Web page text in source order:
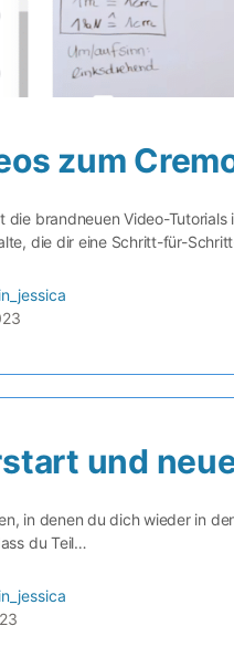
zum
die brandneuen Video-
die dir eine Schritt-für-
und
in denen du dich wieder in
du Teil…